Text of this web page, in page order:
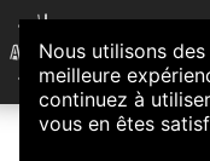
Aller au contenu
Association
Loire-Authion
Nous utilisons
meilleure
continuez à
vous en êtes